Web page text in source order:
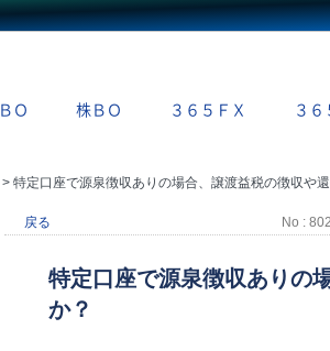
ＢＯ 株ＢＯ ３６５ＦＸ ３６
> 特定口座で源泉徴収ありの場合、譲渡益税の徴収や
戻る No :
特定口座で源泉徴収ありの
か？